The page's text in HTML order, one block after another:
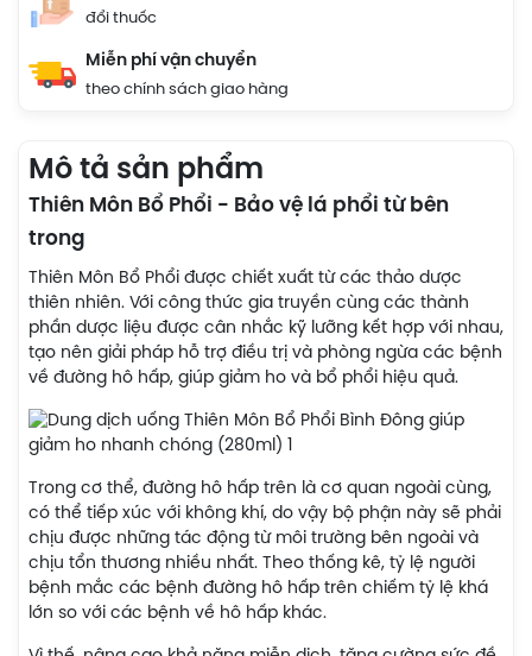
đổi thuốc
Miễn phí vận chuyển
theo chính sách giao hàng
Mô tả sản phẩm
Thiên Môn Bổ Phổi - Bảo vệ lá phổi từ bên
trong
Thiên Môn Bổ Phổi được chiết xuất từ các thảo dược
thiên nhiên. Với công thức gia truyền cùng các thành
phần dược liệu được cân nhắc kỹ lưỡng kết hợp với nhau,
tạo nên giải pháp hỗ trợ điều trị và phòng ngừa các bệnh
về đường hô hấp, giúp giảm ho và bổ phổi hiệu quả.
Trong cơ thể, đường hô hấp trên là cơ quan ngoài cùng,
có thể tiếp xúc với không khí, do vậy bộ phận này sẽ phải
chịu được những tác động từ môi trường bên ngoài và
chịu tổn thương nhiều nhất. Theo thống kê, tỷ lệ người
bệnh mắc các bệnh đường hô hấp trên chiếm tỷ lệ khá
lớn so với các bệnh về hô hấp khác.